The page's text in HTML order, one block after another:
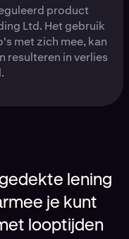
product
Ltd. Het gebruik
met zich mee, kan
resulteren in verlies
lening
je kunt
looptijden